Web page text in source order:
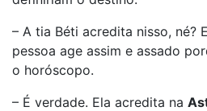
– A tia Béti acredita nisso, né?
pessoa age assim e assado
o horóscopo.
– É verdade. Ela acredita na